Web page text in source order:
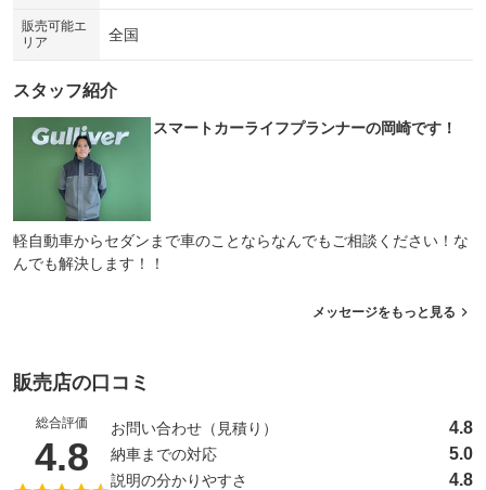
販売可能エ
リア
全国
スタッフ紹介
スマートカーライフプランナーの岡崎です！
軽自動車からセダンまで車のことならなんでもご相談ください！な
んでも解決します！！
メッセージをもっと見る
販売店の口コミ
総合評価
4.8 （5点満点中）
お問い合わせ（見積り） 4.8
納車までの対応 5.0
説明の分かりやすさ 4.8